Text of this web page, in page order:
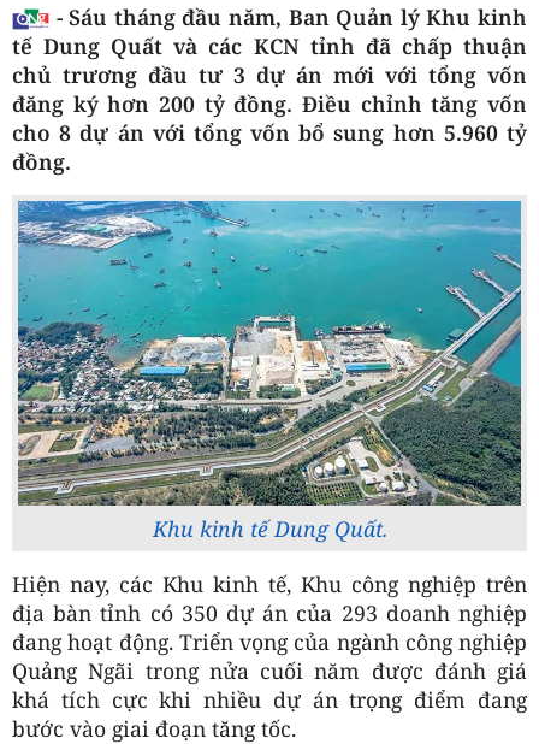
- Sáu tháng đầu năm, Ban Quản lý Khu kinh
tế Dung Quất và các KCN tỉnh đã chấp thuận
chủ trương đầu tư 3 dự án mới với tổng vốn
đăng ký hơn 200 tỷ đồng. Điều chỉnh tăng vốn
cho 8 dự án với tổng vốn bổ sung hơn 5.960 tỷ
đồng.
Khu kinh tế Dung Quất.
Hiện nay, các Khu kinh tế, Khu công nghiệp trên
địa bàn tỉnh có 350 dự án của 293 doanh nghiệp
đang hoạt động. Triển vọng của ngành công nghiệp
Quảng Ngãi trong nửa cuối năm được đánh giá
khá tích cực khi nhiều dự án trọng điểm đang
bước vào giai đoạn tăng tốc.